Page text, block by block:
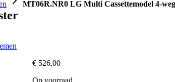
MT06R.NR0 LG Multi Cassettemodel 4-
€526,00
Op voorraad